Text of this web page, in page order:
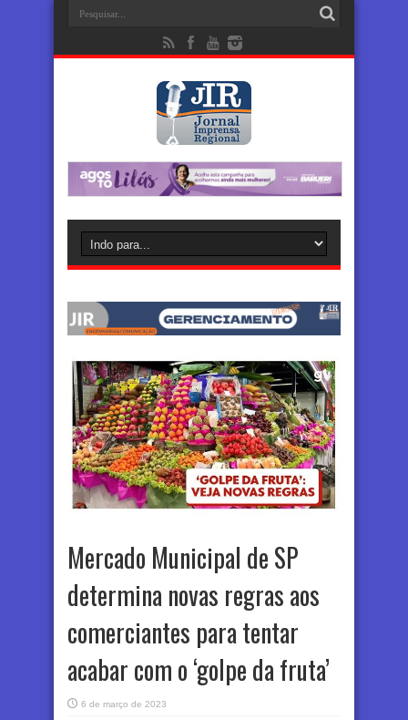
Mercado Municipal de SP
determina novas regras aos
comerciantes para tentar
acabar com o ‘golpe da fruta’
6 de março de 2023